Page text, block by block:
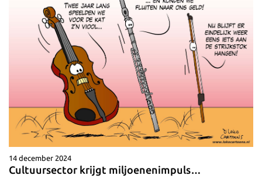
14 december 2024
Cultuursector krijgt miljoenenimpuls…